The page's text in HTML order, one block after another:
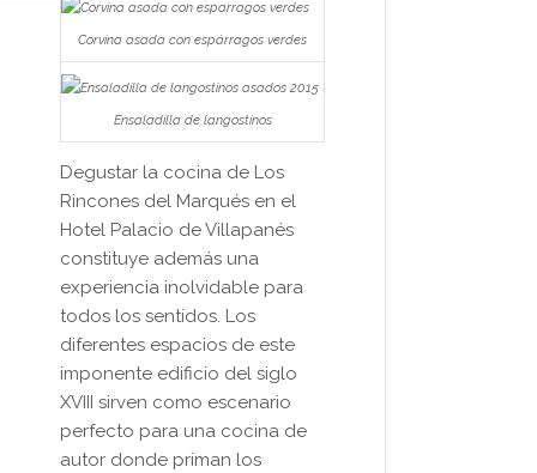
Corvina asada con espárragos verdes
Ensaladilla de langostinos
Degustar la cocina de Los
Rincones del Marqués en el
Hotel Palacio de Villapanés
constituye además una
experiencia inolvidable para
todos los sentidos. Los
diferentes espacios de este
imponente edificio del siglo
XVIII sirven como escenario
perfecto para una cocina de
autor donde priman los